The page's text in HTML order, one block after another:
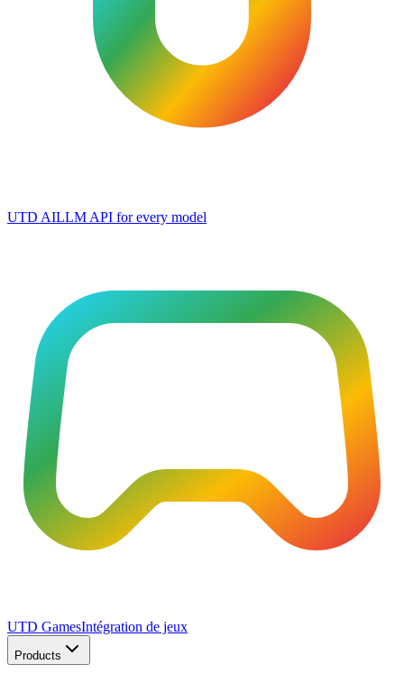
UTD AILLM API for every model
UTD GamesIntégration de jeux
Products